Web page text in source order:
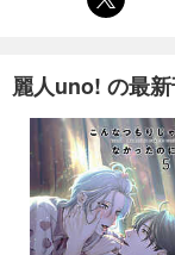
麗人uno! の最